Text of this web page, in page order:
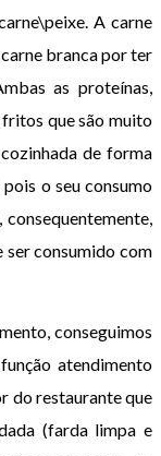
A carne
branca por ter
as proteínas,
fritos que são muito
de forma
o seu consumo
ser consumido com
conseguimos
atendimento
do restaurante que
(farda limpa e